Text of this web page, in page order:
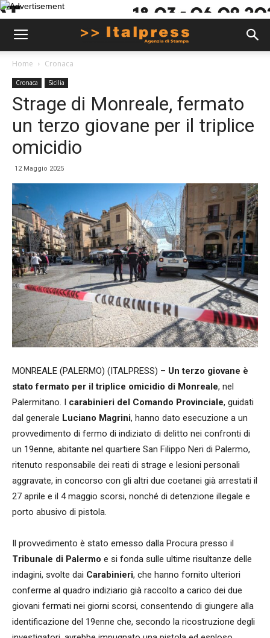
Home Cronaca
Cronaca Sicilia
Strage di Monreale, fermato
un terzo giovane per il triplice
omicidio
12 Maggio 2025
MONREALE (PALERMO) (ITALPRESS) – Un terzo giovane è
stato fermato per il triplice omicidio di Monreale, nel
Palermitano. I carabinieri del Comando Provinciale, guidati
dal generale Luciano Magrini, hanno dato esecuzione a un
provvedimento di fermo di indiziato di delitto nei confronti di
un 19enne, abitante nel quartiere San Filippo Neri di Palermo,
ritenuto responsabile dei reati di strage e lesioni personali
aggravate, in concorso con gli altri due coetanei già arrestati il
27 aprile e il 4 maggio scorsi, nonché di detenzione illegale e
porto abusivo di pistola.
Il provvedimento è stato emesso dalla Procura presso il
Tribunale di Palermo e si fonda sulle ultime risultanze delle
indagini, svolte dai Carabinieri, che hanno fornito ulteriori
conferme al quadro indiziario già raccolto a carico dei due
giovani fermati nei giorni scorsi, consentendo di giungere alla
identificazione del 19enne che, secondo la ricostruzione degli